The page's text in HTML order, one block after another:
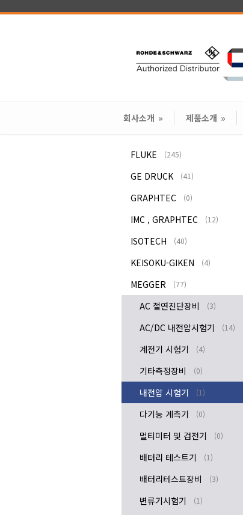
회사소개 » 제품소개 »
FLUKE (245)
GE DRUCK (41)
GRAPHTEC (0)
IMC , GRAPHTEC (12)
ISOTECH (40)
KEISOKU-GIKEN (4)
MEGGER (77)
AC 절연진단장비 (3)
AC/DC 내전압시험기 (14)
계전기 시험기 (4)
기타측정장비 (0)
내전압 시험기 (1)
다기능 계측기 (0)
멀티미터 및 검전기 (0)
배터리 테스트기 (1)
배터리테스트장비 (3)
변류기시험기 (1)